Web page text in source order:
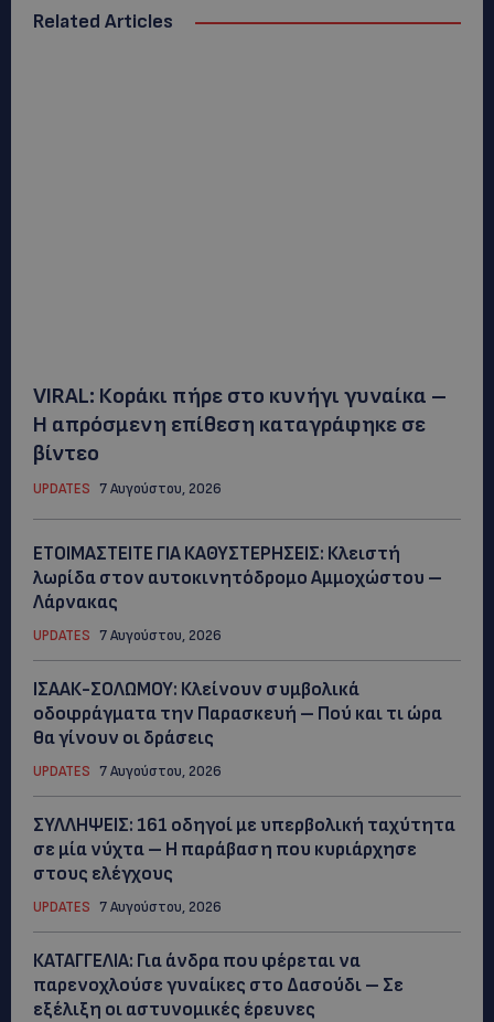
Related Articles
VIRAL: Κοράκι πήρε στο κυνήγι γυναίκα –
Η απρόσμενη επίθεση καταγράφηκε σε
βίντεο
UPDATES 7 Αυγούστου, 2026
ΕΤΟΙΜΑΣΤΕΙΤΕ ΓΙΑ ΚΑΘΥΣΤΕΡΗΣΕΙΣ: Κλειστή
λωρίδα στον αυτοκινητόδρομο Αμμοχώστου –
Λάρνακας
UPDATES 7 Αυγούστου, 2026
ΙΣΑΑΚ-ΣΟΛΩΜΟΥ: Κλείνουν συμβολικά
οδοφράγματα την Παρασκευή – Πού και τι ώρα
θα γίνουν οι δράσεις
UPDATES 7 Αυγούστου, 2026
ΣΥΛΛΗΨΕΙΣ: 161 οδηγοί με υπερβολική ταχύτητα
σε μία νύχτα – Η παράβαση που κυριάρχησε
στους ελέγχους
UPDATES 7 Αυγούστου, 2026
ΚΑΤΑΓΓΕΛΙΑ: Για άνδρα που φέρεται να
παρενοχλούσε γυναίκες στο Δασούδι – Σε
εξέλιξη οι αστυνομικές έρευνες